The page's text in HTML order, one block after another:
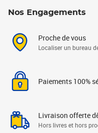
Nos Engagements
Proche de vous
Localiser un bureau
Paiements 100%
Livraison offerte
Hors livres et hors